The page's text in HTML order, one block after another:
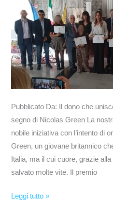
Pubblicato Da: Il dono che
segno di Nicolas Green La
nobile iniziativa con l’intento di
Green, un giovane britannico
Italia, ma il cui cuore, grazie
salvato molte vite. Il premio
Nicolas
Green
Leggi tutto »